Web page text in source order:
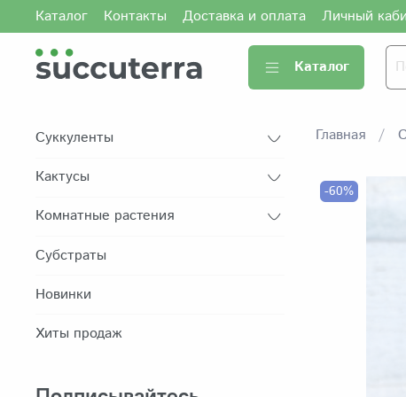
Каталог Контакты Доставка и оплата Личный
Каталог
Главная
-60%
Суккуленты
Кактусы
Комнатные растения
Субстраты
Новинки
Хиты продаж